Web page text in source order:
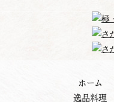
ホーム
逸品料理